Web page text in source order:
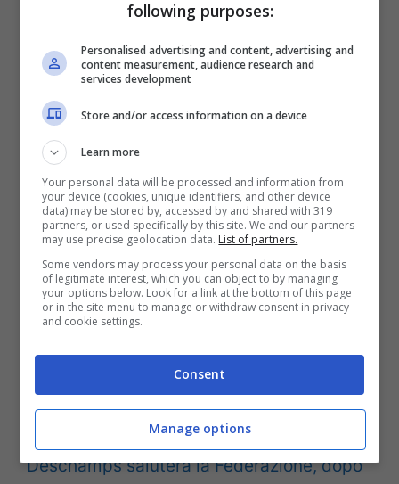
Chi prende Zidane?
Possibile beffa alla
Francia
Possibile la beffa alla Franciache, dopo la
tanta attesa, potrebbe aver “stancato”
Zidanea tal punto da non restare fermo
fino all’estate del 2026quando
Deschamps saluterà la Federazione, dopo
following purposes:
Personalised advertising and content, advertising and
content measurement, audience research and
services development
Store and/or access information on a device
Learn more
Your personal data will be processed and information from
your device (cookies, unique identifiers, and other device
data) may be stored by, accessed by and shared with 319
partners, or used specifically by this site. We and our partners
may use precise geolocation data. List of partners.
Some vendors may process your personal data on the basis
of legitimate interest, which you can object to by managing
your options below. Look for a link at the bottom of this page
or in the site menu to manage or withdraw consent in privacy
and cookie settings.
Consent
Manage options